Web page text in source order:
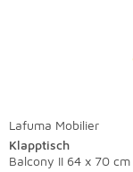
Lafuma Mobilier
Klapptisch
Balcony II 64 x 70 cm